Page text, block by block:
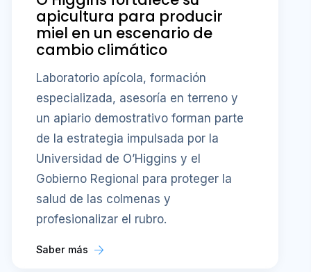
apicultura para producir
miel en un escenario de
cambio climático
Laboratorio apícola, formación
especializada, asesoría en terreno y
un apiario demostrativo forman parte
de la estrategia impulsada por la
Universidad de O’Higgins y el
Gobierno Regional para proteger la
salud de las colmenas y
profesionalizar el rubro.
Saber más